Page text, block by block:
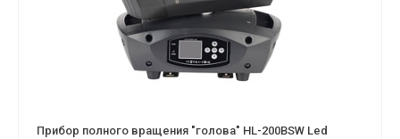
Прибор полного вращения "голова" HL-200BSW Led